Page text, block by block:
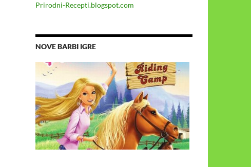
Prirodni-Recepti.blogspot.com
NOVE BARBI IGRE